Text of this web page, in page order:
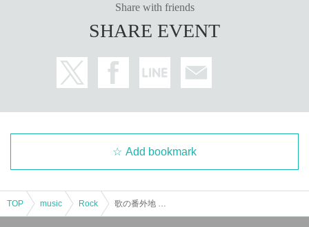
Share with friends
SHARE EVENT
Add bookmark
TOP music Rock